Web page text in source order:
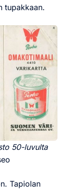
tupakkaan.
50-luvulta
Tapiolan